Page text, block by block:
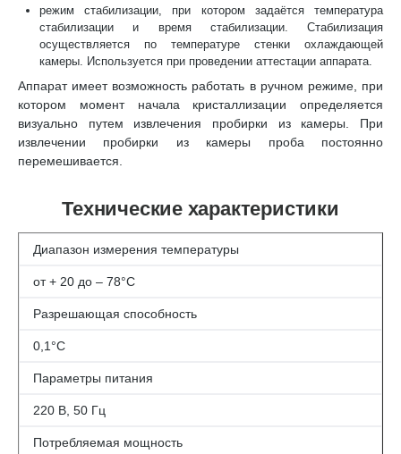
режим стабилизации, при котором задаётся температура
стабилизации и время стабилизации. Стабилизация
осуществляется по температуре стенки охлаждающей
камеры. Используется при проведении аттестации аппарата.
Аппарат имеет возможность работать в ручном режиме, при
котором момент начала кристаллизации определяется
визуально путем извлечения пробирки из камеры. При
извлечении пробирки из камеры проба постоянно
перемешивается.
Технические характеристики
Диапазон измерения температуры
от + 20 до – 78°C
Разрешающая способность
0,1°C
Параметры питания
220 В, 50 Гц
Потребляемая мощность